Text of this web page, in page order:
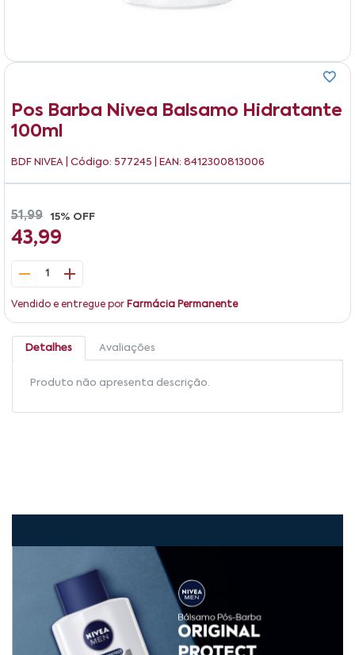
Pos Barba Nivea Balsamo Hidratante
100ml
BDF NIVEA | Código: 577245 | EAN: 8412300813006
51,99 15% OFF
43,99
1
Vendido e entregue por Farmácia Permanente
Detalhes Avaliações
Produto não apresenta descrição.